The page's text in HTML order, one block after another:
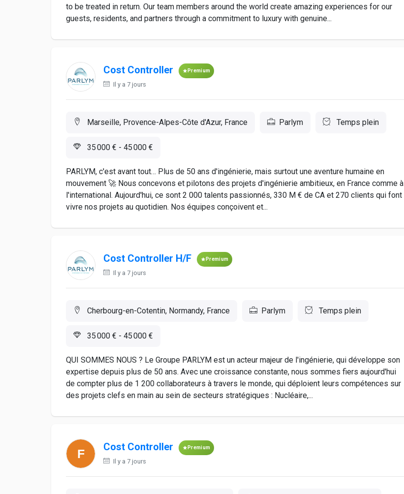
to be treated in return. Our team members around the world create amazing experiences for our
guests, residents, and partners through a commitment to luxury with genuine...
Cost Controller Premium
Il y a 7 jours
Marseille, Provence-Alpes-Côte d'Azur, France Parlym Temps plein
35 000 € - 45 000 €
PARLYM, c'est avant tout… Plus de 50 ans d'ingénierie, mais surtout une aventure humaine en
mouvement 🚀 Nous concevons et pilotons des projets d'ingénierie ambitieux, en France comme à
l'international. Aujourd'hui, ce sont 2 000 talents passionnés, 330 M € de CA et 270 clients qui font
vivre nos projets au quotidien. Nos équipes conçoivent et...
Cost Controller H/F Premium
Il y a 7 jours
Cherbourg-en-Cotentin, Normandy, France Parlym Temps plein
35 000 € - 45 000 €
QUI SOMMES NOUS ? Le Groupe PARLYM est un acteur majeur de l'ingénierie, qui développe son
expertise depuis plus de 50 ans. Avec une croissance constante, nous sommes fiers aujourd'hui
de compter plus de 1 200 collaborateurs à travers le monde, qui déploient leurs compétences sur
des projets clefs en main au sein de secteurs stratégiques : Nucléaire,...
Cost Controller Premium
Il y a 7 jours